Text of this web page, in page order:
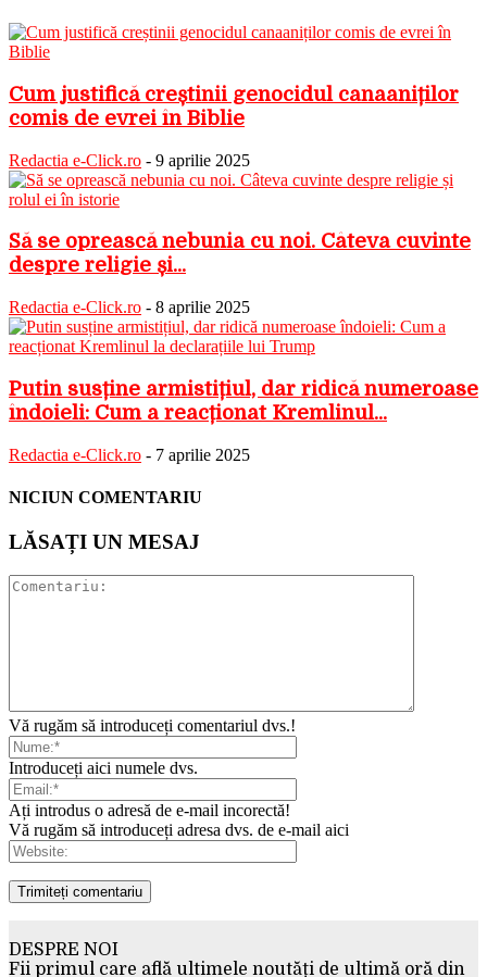
Cum justifică creștinii genocidul canaaniților
comis de evrei în Biblie
Redactia e-Click.ro - 9 aprilie 2025
Să se oprească nebunia cu noi. Câteva cuvinte
despre religie și...
Redactia e-Click.ro - 8 aprilie 2025
Putin susține armistițiul, dar ridică numeroase
îndoieli: Cum a reacționat Kremlinul...
Redactia e-Click.ro - 7 aprilie 2025
NICIUN COMENTARIU
LĂSAȚI UN MESAJ
Vă rugăm să introduceți comentariul dvs.!
Introduceți aici numele dvs.
Ați introdus o adresă de e-mail incorectă!
Vă rugăm să introduceți adresa dvs. de e-mail aici
DESPRE NOI
Fii primul care află ultimele noutăți de ultimă oră din